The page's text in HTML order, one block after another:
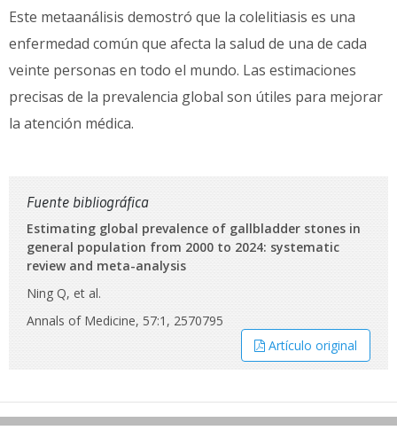
Este metaanálisis demostró que la colelitiasis es una
enfermedad común que afecta la salud de una de cada
veinte personas en todo el mundo. Las estimaciones
precisas de la prevalencia global son útiles para mejorar
la atención médica.
Fuente bibliográfica
Estimating global prevalence of gallbladder stones in
general population from 2000 to 2024: systematic
review and meta-analysis
Ning Q, et al.
Annals of Medicine, 57:1, 2570795
Artículo original